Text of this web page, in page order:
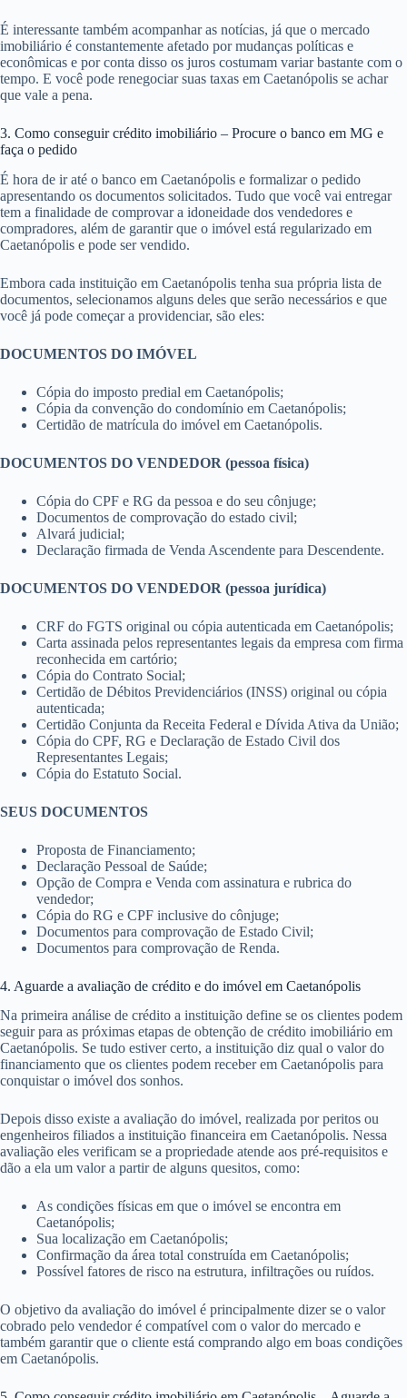
É interessante também acompanhar as notícias, já que o mercado
imobiliário é constantemente afetado por mudanças políticas e
econômicas e por conta disso os juros costumam variar bastante com o
tempo. E você pode renegociar suas taxas em Caetanópolis se achar
que vale a pena.
3. Como conseguir crédito imobiliário – Procure o banco em MG e
faça o pedido
É hora de ir até o banco em Caetanópolis e formalizar o pedido
apresentando os documentos solicitados. Tudo que você vai entregar
tem a finalidade de comprovar a idoneidade dos vendedores e
compradores, além de garantir que o imóvel está regularizado em
Caetanópolis e pode ser vendido.
Embora cada instituição em Caetanópolis tenha sua própria lista de
documentos, selecionamos alguns deles que serão necessários e que
você já pode começar a providenciar, são eles:
DOCUMENTOS DO IMÓVEL
Cópia do imposto predial em Caetanópolis;
Cópia da convenção do condomínio em Caetanópolis;
Certidão de matrícula do imóvel em Caetanópolis.
DOCUMENTOS DO VENDEDOR (pessoa física)
Cópia do CPF e RG da pessoa e do seu cônjuge;
Documentos de comprovação do estado civil;
Alvará judicial;
Declaração firmada de Venda Ascendente para Descendente.
DOCUMENTOS DO VENDEDOR (pessoa jurídica)
CRF do FGTS original ou cópia autenticada em Caetanópolis;
Carta assinada pelos representantes legais da empresa com firma
reconhecida em cartório;
Cópia do Contrato Social;
Certidão de Débitos Previdenciários (INSS) original ou cópia
autenticada;
Certidão Conjunta da Receita Federal e Dívida Ativa da União;
Cópia do CPF, RG e Declaração de Estado Civil dos
Representantes Legais;
Cópia do Estatuto Social.
SEUS DOCUMENTOS
Proposta de Financiamento;
Declaração Pessoal de Saúde;
Opção de Compra e Venda com assinatura e rubrica do
vendedor;
Cópia do RG e CPF inclusive do cônjuge;
Documentos para comprovação de Estado Civil;
Documentos para comprovação de Renda.
4. Aguarde a avaliação de crédito e do imóvel em Caetanópolis
Na primeira análise de crédito a instituição define se os clientes podem
seguir para as próximas etapas de obtenção de crédito imobiliário em
Caetanópolis. Se tudo estiver certo, a instituição diz qual o valor do
financiamento que os clientes podem receber em Caetanópolis para
conquistar o imóvel dos sonhos.
Depois disso existe a avaliação do imóvel, realizada por peritos ou
engenheiros filiados a instituição financeira em Caetanópolis. Nessa
avaliação eles verificam se a propriedade atende aos pré-requisitos e
dão a ela um valor a partir de alguns quesitos, como:
As condições físicas em que o imóvel se encontra em
Caetanópolis;
Sua localização em Caetanópolis;
Confirmação da área total construída em Caetanópolis;
Possível fatores de risco na estrutura, infiltrações ou ruídos.
O objetivo da avaliação do imóvel é principalmente dizer se o valor
cobrado pelo vendedor é compatível com o valor do mercado e
também garantir que o cliente está comprando algo em boas condições
em Caetanópolis.